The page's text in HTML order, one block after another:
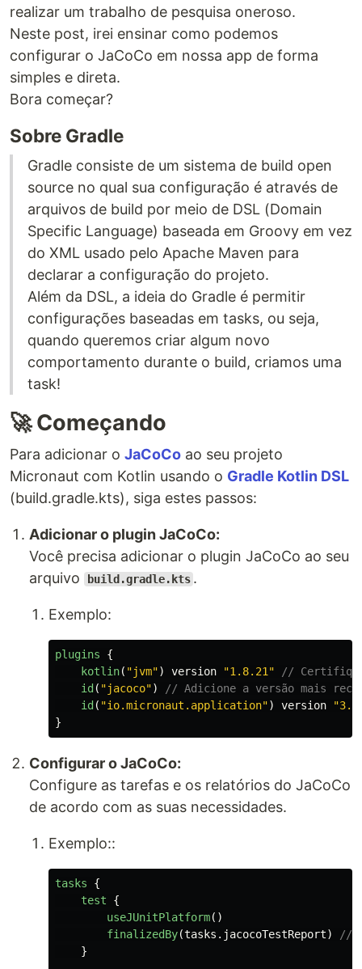
realizar um trabalho de pesquisa oneroso.
Neste post, irei ensinar como podemos
configurar o JaCoCo em nossa app de forma
simples e direta.
Bora começar?
Sobre Gradle
Gradle consiste de um sistema de build open
source no qual sua configuração é através de
arquivos de build por meio de DSL (Domain
Specific Language) baseada em Groovy em vez
do XML usado pelo Apache Maven para
declarar a configuração do projeto.
Além da DSL, a ideia do Gradle é permitir
configurações baseadas em tasks, ou seja,
quando queremos criar algum novo
comportamento durante o build, criamos uma
task!
🚀 Começando
Para adicionar o JaCoCo ao seu projeto
Micronaut com Kotlin usando o Gradle Kotlin DSL
(build.gradle.kts), siga estes passos:
Adicionar o plugin JaCoCo:
Você precisa adicionar o plugin JaCoCo ao seu
arquivo
build.gradle.kts .
Exemplo:
plugins
{
kotlin( "jvm") version "1.8.21"
//
id ( "jacoco")
// Adicione a versão mais
id ( "io.micronaut.application") version
}
Configurar o JaCoCo:
Configure as tarefas e os relatórios do JaCoCo
de acordo com as suas necessidades.
Exemplo::
tasks
{
test
{
useJUnitPlatform()
finalizedBy(tasks . jacocoTestReport)
//
}